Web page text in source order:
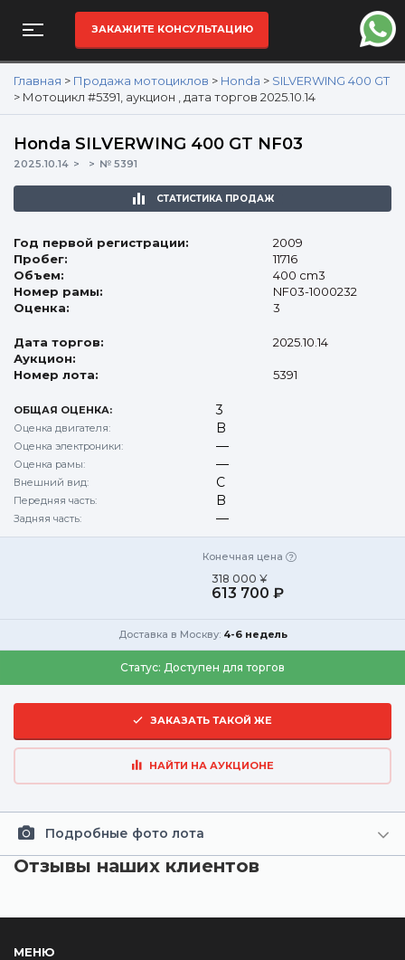
ЗАКАЖИТЕ КОНСУЛЬТАЦИЮ
Главная > Продажа мотоциклов > Honda > SILVERWING 400 GT
> Мотоцикл #5391, аукцион , дата торгов 2025.10.14
Honda SILVERWING 400 GT NF03
2025.10.14 № 5391
СТАТИСТИКА ПРОДАЖ
Год первой регистрации:
2009
Пробег:
11716
Объем:
400 cm3
Номер рамы:
NF03-1000232
Оценка:
3
Дата торгов:
2025.10.14
Аукцион:
Номер лота:
5391
ОБЩАЯ ОЦЕНКА: 3
Оценка двигателя: B
Оценка электроники: —
Оценка рамы: —
Внешний вид: C
Передняя часть: B
Задняя часть: —
Конечная цена
318 000 ¥
613 700 ₽
Доставка в Москву: 4-6 недель
Статус: Доступен для торгов
ЗАКАЗАТЬ ТАКОЙ ЖЕ
НАЙТИ НА АУКЦИОНЕ
Подробные фото лота
Отзывы наших клиентов
МЕНЮ